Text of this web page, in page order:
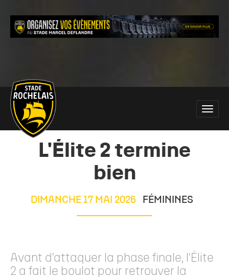
Main
site
navigation
Toggle
L'Élite 2 termine
bien
DIMANCHE 17 MAI 2026 FÉMININES
Avant d'attaquer la phase finale, l'Élite
2 a fait le boulot pour retrouver la